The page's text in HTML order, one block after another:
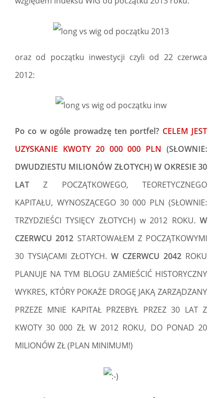
oraz od początku inwestycji czyli od 22 czerwca
2012:
Po co w ogóle prowadzę ten portfel? CELEM JEST
UZYSKANIE KWOTY 20 000 000 PLN (SŁOWNIE:
DWUDZIESTU MILIONÓW ZŁOTYCH) W OKRESIE 30
LAT Z POCZĄTKOWEGO, TEORETYCZNEGO
KAPITAŁU, WYNOSZĄCEGO 30 000 PLN (SŁOWNIE:
TRZYDZIEŚCI TYSIĘCY ZŁOTYCH) w 2012 ROKU. W
CZERWCU 2012 STARTOWAŁEM Z POCZĄTKOWYMI
30 TYSIĄCAMI ZŁOTYCH. W CZERWCU 2042 ROKU
PLANUJE NA TYM BLOGU ZAMIEŚCIĆ HISTORYCZNY
WYKRES, KTÓRY POKAŻE DROGĘ JAKĄ ZARZĄDZANY
PRZEZE MNIE KAPITAŁ PRZEBYŁ PRZEZ 30 LAT Z
KWOTY 30 000 ZŁ W 2012 ROKU, DO PONAD 20
MILIONÓW ZŁ (PLAN MINIMUM!)